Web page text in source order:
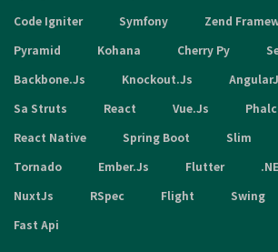
Code Igniter
Symfony Zend
Pyramid
Kohana Cherry Py
Backbone.Js
Knockout.Js
Sa Struts
React Vue.Js
React Native
Spring Boot Slim
Tornado
Ember.Js Flutter
NuxtJs
RSpec Flight Swing
Fast Api